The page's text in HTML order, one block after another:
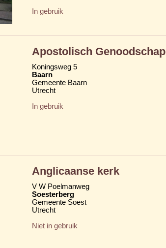
In gebruik
Apostolisch Genoodschap
Koningsweg 5
Baarn
Gemeente Baarn
Utrecht
In gebruik
Anglicaanse kerk
V W Poelmanweg
Soesterberg
Gemeente Soest
Utrecht
Niet in gebruik